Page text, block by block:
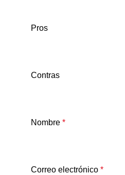
Pros
Contras
Nombre *
Correo electrónico *